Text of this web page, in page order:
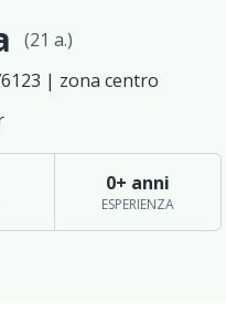
(21 a.)
| zona centro
0+ anni
ESPERIENZA